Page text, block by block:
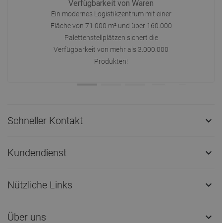
Verfügbarkeit von Waren
Ein modernes Logistikzentrum mit einer
Fläche von 71.000 m² und über 160.000
Palettenstellplätzen sichert die
Verfügbarkeit von mehr als 3.000.000
Produkten!
Schneller Kontakt 
Kundendienst 
Nützliche Links 
Über uns 